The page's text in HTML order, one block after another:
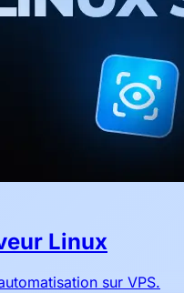
Linux
sur VPS.